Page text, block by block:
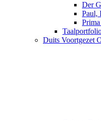
Der
Paul,
Duits Voortgezet